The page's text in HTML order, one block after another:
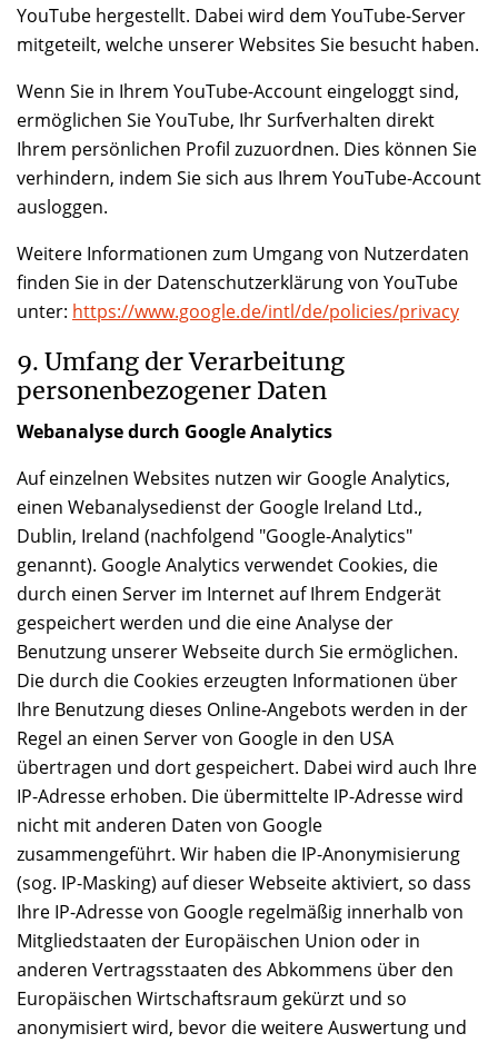
YouTube hergestellt. Dabei wird dem YouTube-Server
mitgeteilt, welche unserer Websites Sie besucht haben.
Wenn Sie in Ihrem YouTube-Account eingeloggt sind,
ermöglichen Sie YouTube, Ihr Surfverhalten direkt
Ihrem persönlichen Profil zuzuordnen. Dies können Sie
verhindern, indem Sie sich aus Ihrem YouTube-Account
ausloggen.
Weitere Informationen zum Umgang von Nutzerdaten
finden Sie in der Datenschutzerklärung von YouTube
unter: https://www.google.de/intl/de/policies/privacy
9. Umfang der Verarbeitung
personenbezogener Daten
Webanalyse durch Google Analytics
Auf einzelnen Websites nutzen wir Google Analytics,
einen Webanalysedienst der Google Ireland Ltd.,
Dublin, Ireland (nachfolgend "Google-Analytics"
genannt). Google Analytics verwendet Cookies, die
durch einen Server im Internet auf Ihrem Endgerät
gespeichert werden und die eine Analyse der
Benutzung unserer Webseite durch Sie ermöglichen.
Die durch die Cookies erzeugten Informationen über
Ihre Benutzung dieses Online-Angebots werden in der
Regel an einen Server von Google in den USA
übertragen und dort gespeichert. Dabei wird auch Ihre
IP-Adresse erhoben. Die übermittelte IP-Adresse wird
nicht mit anderen Daten von Google
zusammengeführt. Wir haben die IP-Anonymisierung
(sog. IP-Masking) auf dieser Webseite aktiviert, so dass
Ihre IP-Adresse von Google regelmäßig innerhalb von
Mitgliedstaaten der Europäischen Union oder in
anderen Vertragsstaaten des Abkommens über den
Europäischen Wirtschaftsraum gekürzt und so
anonymisiert wird, bevor die weitere Auswertung und